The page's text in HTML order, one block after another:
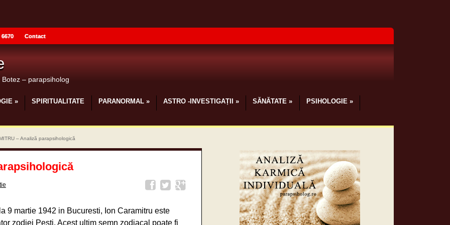
6670 Contact
– parapsiholog
» SPIRITUALITATE PARANORMAL» ASTRO -INVESTIGAȚII » SĂNĂTATE » PSIHOLOGIE»
– Analiză parapsihologică
9 martie 1942 in Bucuresti, Ion Caramitru este
zodiei Pesti. Acest ultim semn zodiacal poate fi